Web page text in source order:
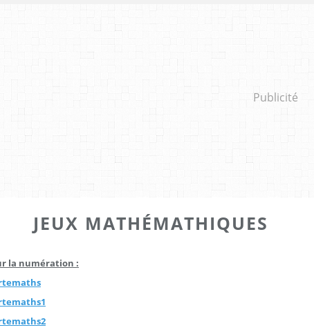
Publicité
JEUX MATHÉMATHIQUES
la numération :